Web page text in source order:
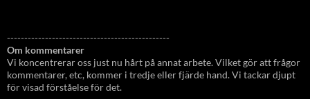
-----------------------------------------------
Om kommentarer
Vi koncentrerar oss just nu hårt på annat arbete. Vilket gör att frågor
kommentarer, etc, kommer i tredje eller fjärde hand. Vi tackar djupt
för visad förståelse för det.